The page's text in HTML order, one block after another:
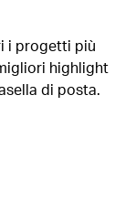
i progetti più
highlight
di posta.